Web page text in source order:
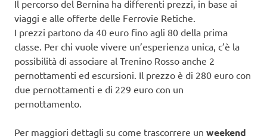
Il percorso del Bernina ha differenti prezzi, in base ai
viaggi e alle offerte delle Ferrovie Retiche.
I prezzi partono da 40 euro fino agli 80 della prima
classe. Per chi vuole vivere un’esperienza unica, c’è la
possibilità di associare al Trenino Rosso anche 2
pernottamenti ed escursioni. Il prezzo è di 280 euro con
due pernottamenti e di 229 euro con un
pernottamento.
Per maggiori dettagli su come trascorrere un weekend